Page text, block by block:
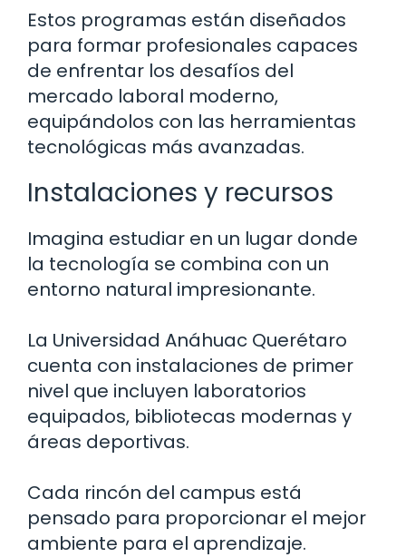
Estos programas están diseñados
para formar profesionales capaces
de enfrentar los desafíos del
mercado laboral moderno,
equipándolos con las herramientas
tecnológicas más avanzadas.
Instalaciones y recursos
Imagina estudiar en un lugar donde
la tecnología se combina con un
entorno natural impresionante.
La Universidad Anáhuac Querétaro
cuenta con instalaciones de primer
nivel que incluyen laboratorios
equipados, bibliotecas modernas y
áreas deportivas.
Cada rincón del campus está
pensado para proporcionar el mejor
ambiente para el aprendizaje.